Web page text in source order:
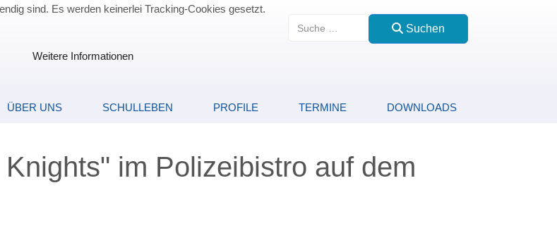
Suchen
Suchen
ÜBER UNS SCHULLEBEN PROFILE TERMINE DOWNLOADS
im Polizeibistro auf dem
sind. Es werden keinerlei Tracking-Cookies gesetzt.
Weitere Informationen